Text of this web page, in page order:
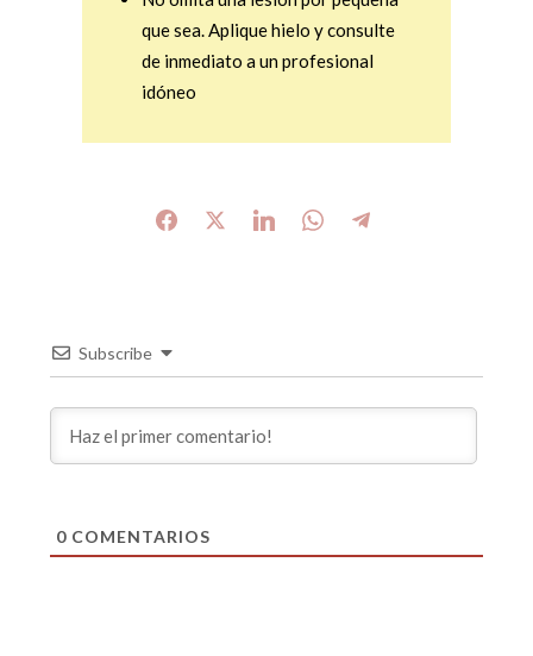
que sea. Aplique hielo y consulte
de inmediato a un profesional
idóneo
Subscribe
0COMENTARIOS